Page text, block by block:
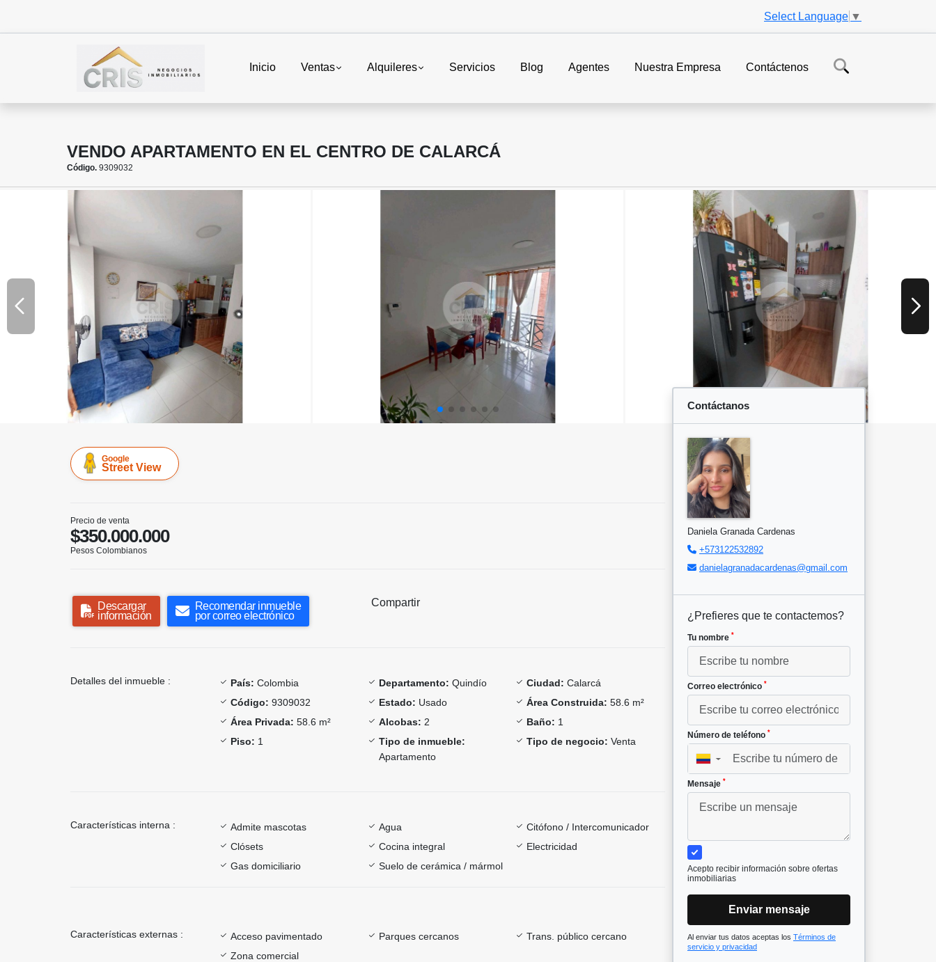
Select Language ▼
Inicio Ventas Alquileres Servicios Blog Agentes Nuestra Empresa Contáctenos
VENDO APARTAMENTO EN EL CENTRO DE CALARCÁ
Código. 9309032
Google
Street View
Precio de venta
$350.000.000
Pesos Colombianos
Descargar
información
Recomendar inmueble
por correo electrónico
Compartir
Detalles del inmueble : País: Colombia Departamento: Quindío Ciudad: Calarcá
Código: 9309032 Estado: Usado Área Construida: 58.6 m²
Área Privada: 58.6 m² Alcobas: 2 Baño: 1
Piso: 1
Tipo de inmueble:
Apartamento
Tipo de negocio: Venta
Características interna : Admite mascotas Agua
Citófono / Intercomunicador
Clósets
Cocina integral
Electricidad
Gas domiciliario
Suelo de cerámica / mármol
Características externas : Acceso pavimentado Parques cercanos
Trans. público cercano
Zona comercial
Contáctanos
Daniela Granada Cardenas
+573122532892
danielagranadacardenas@gmail.com
¿Prefieres que te contactemos?
Tu nombre *
Correo electrónico *
Número de teléfono *
▼
Mensaje *
Acepto recibir información sobre ofertas
inmobiliarias
Enviar mensaje
Al enviar tus datos aceptas los Términos de
servicio y privacidad